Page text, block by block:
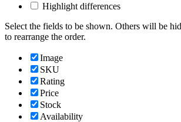
Highlight differences
Select the fields to be shown. Others will be
to rearrange the order.
Image
SKU
Rating
Price
Stock
Availability